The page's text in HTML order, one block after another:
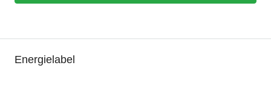
Energielabel